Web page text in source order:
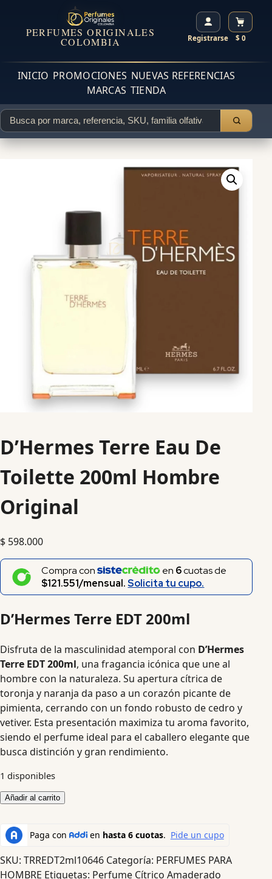
PERFUMES ORIGINALES
COLOMBIA Registrarse $ 0
INICIO PROMOCIONES NUEVAS REFERENCIAS
MARCAS TIENDA
D’Hermes Terre Eau De
Toilette 200ml Hombre
Original
$ 598.000
Compra con en 6cuotas de
$121.551/mensual.Solicita tu cupo.
D’Hermes Terre EDT 200ml
Disfruta de la masculinidad atemporal con D’Hermes
Terre EDT 200ml, una fragancia icónica que une al
hombre con la naturaleza. Su apertura cítrica de
toronja y naranja da paso a un corazón picante de
pimienta, cerrando con un fondo robusto de cedro y
vetiver. Esta presentación maximiza tu aroma favorito,
siendo el perfume ideal para el caballero elegante que
busca distinción y gran rendimiento.
1 disponibles
Añadir al carrito
SKU: TRREDT2ml10646 Categoría: PERFUMES PARA
HOMBRE Etiquetas: Perfume Cítrico Amaderado